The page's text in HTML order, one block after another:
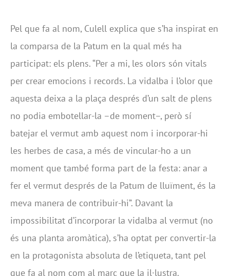
Pel que fa al nom, Culell explica que s’ha inspirat en
la comparsa de la Patum en la qual més ha
participat: els plens. “Per a mi, les olors són vitals
per crear emocions i records. La vidalba i l’olor que
aquesta deixa a la plaça després d’un salt de plens
no podia embotellar-la –de moment–, però sí
batejar el vermut amb aquest nom i incorporar-hi
les herbes de casa, a més de vincular-ho a un
moment que també forma part de la festa: anar a
fer el vermut després de la Patum de lluïment, és la
meva manera de contribuir-hi”. Davant la
impossibilitat d’incorporar la vidalba al vermut (no
és una planta aromàtica), s’ha optat per convertir-la
en la protagonista absoluta de l’etiqueta, tant pel
que fa al nom com al marc que la il·lustra.